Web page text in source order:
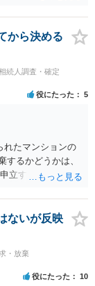
から決める
続人調査・確定
役にたった 5
れたマンションの
るかどうかは、
立すれば3カ月の
ラ金が数年も放置
れる可能性はほぼ
いた案件で、期間
相当な財産が見
ないが反映
・放棄
役にたった 10